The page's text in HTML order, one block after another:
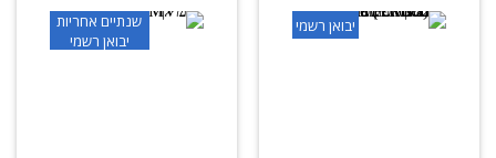
יבואן רשמי
שנתיים אחריות
יבואן רשמי